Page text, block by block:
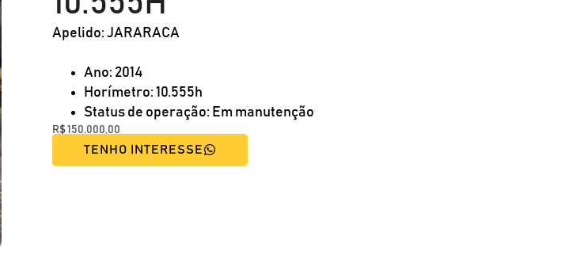
Apelido: JARARACA
Ano: 2014
Horímetro: 10.555h
Status de operação: Em manutenção
R$150.000,00
TENHO INTERESSE